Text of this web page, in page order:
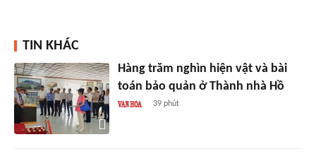
TIN KHÁC
Hàng trăm nghìn hiện vật và bài
toán bảo quản ở Thành nhà Hồ
39 phút